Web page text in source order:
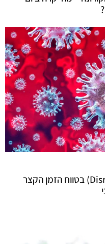
איך נערכים לשיבוש (Disruption) בטווח הזמן הקצר